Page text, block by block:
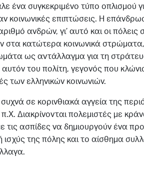
ένα συγκεκριμένο τύπο οπλισμού
κοινωνικές επιπτώσεις. Η
ανδρών, γι’ αυτό και οι πόλεις
στα κατώτερα κοινωνικά στρώματα,
ως αντάλλαγμα για τη
του πολίτη, γεγονός που
των ελληνικών κοινωνιών.
σε κορινθιακά αγγεία της
π.Χ. Διακρίνονται πολεμιστές με
ασπίδες να δημιουργούν ένα
ισχύς της πόλης και το αίσθημα